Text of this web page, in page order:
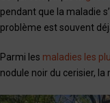
pendant que la maladie
problème est souvent
Parmi les maladies les
nodule noir du cerisier, la